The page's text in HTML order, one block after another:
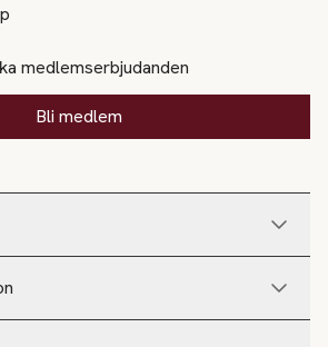
medlemserbjudanden
Bli medlem